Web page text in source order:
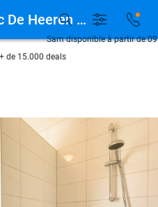
de membres
basé sur206 096 avis
de 15.000 deals
jours par semaine
Sam disponible à partir de
´s-Gravensande